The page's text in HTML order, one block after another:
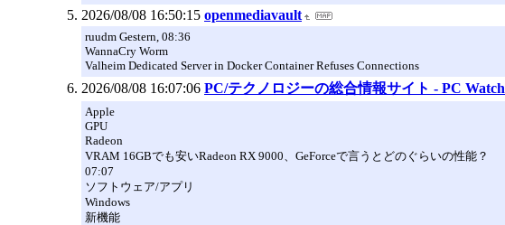
2026/08/08 16:50:15 openmediavault
ruudm Gestern, 08:36
WannaCry Worm
Valheim Dedicated Server in Docker Container Refuses Connections
2026/08/08 16:07:06 PC/テクノロジーの総合情報サイト - PC Watch
Apple
GPU
Radeon
VRAM 16GBでも安いRadeon RX 9000、GeForceで言うとどのぐらいの性能？
07:07
ソフトウェア/アプリ
Windows
新機能